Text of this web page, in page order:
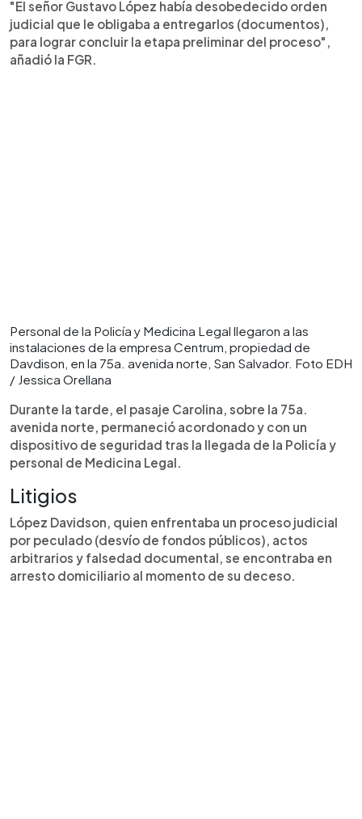
"El señor Gustavo López había desobedecido orden
judicial que le obligaba a entregarlos (documentos),
para lograr concluir la etapa preliminar del proceso",
añadió la FGR.
Personal de la Policía y Medicina Legal llegaron a las
instalaciones de la empresa Centrum, propiedad de
Davdison, en la 75a. avenida norte, San Salvador. Foto EDH
/ Jessica Orellana
Durante la tarde, el pasaje Carolina, sobre la 75a.
avenida norte, permaneció acordonado y con un
dispositivo de seguridad tras la llegada de la Policía y
personal de Medicina Legal.
Litigios
López Davidson, quien enfrentaba un proceso judicial
por peculado (desvío de fondos públicos), actos
arbitrarios y falsedad documental, se encontraba en
arresto domiciliario al momento de su deceso.